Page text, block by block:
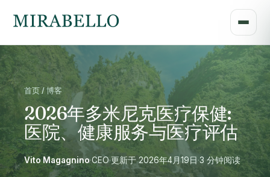
首页 / 博客
2026年多米尼克医疗保健:
医院、健康服务与医疗评估
Vito Magagnino·CEO·更新于 2026年4月19日·3 分钟阅读